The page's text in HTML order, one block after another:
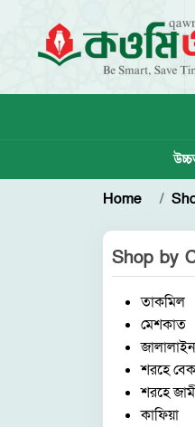
Home
Shop by
তাকমিল
মেশকাত
জালালাইন
শরহে
শরহে
কাফিয়া